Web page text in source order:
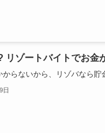
リゾートバイトでお金
からないから、リゾバなら
日